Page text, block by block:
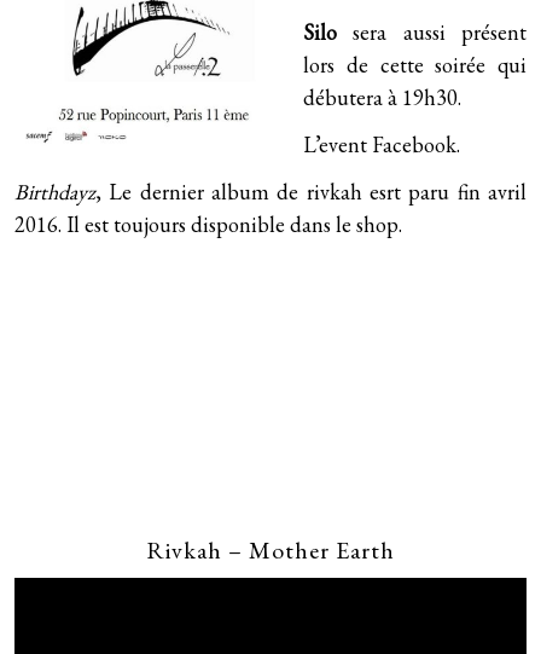
Curly songs (2011)
Second (2009)
Walking Our Dogs (2006)
Tous les lives
Live au Petit Bain (avril 2016)
Télégramme
Fanfreluches
Silo sera aussi présent
lors de cette soirée qui
débutera à 19h30.
L’event Facebook.
Birthdayz, Le dernier album de rivkah esrt paru fin avril
2016. Il est toujours disponible dans le shop.
Rivkah – Mother Earth